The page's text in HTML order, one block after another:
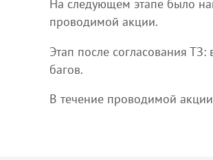
На следующем этапе было
проводимой акции.
Этап после согласования
багов.
В течение проводимой